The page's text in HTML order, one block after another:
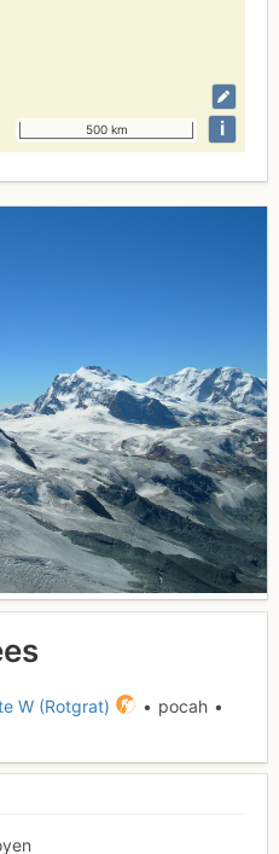
500 km i
W (Rotgrat) • pocah •